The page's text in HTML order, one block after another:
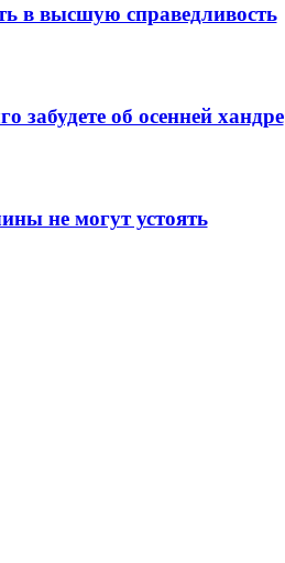
в высшую справедливость
об осенней хандре
не могут устоять